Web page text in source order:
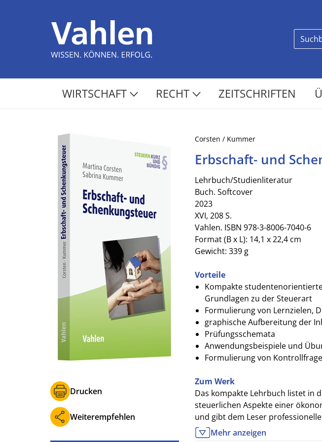
WIRTSCHAFT RECHT ZEITSCHRIFTEN
Drucken
Weiterempfehlen
Corsten / Kummer
Erbschaft- und
Lehrbuch/Studienliteratur
Buch. Softcover
2023
XVI, 208 S.
Vahlen. ISBN 978-3-8006-7040-6
Format (B x L): 14,1 x 22,4 cm
Gewicht: 339 g
Vorteile
Kompakte
Grundlagen zu der Steuerart
Formulierung von Lernzielen,
graphische Aufbereitung der
Prüfungsschemata
Anwendungsbeispiele und
Formulierung von
Zum Werk
Das kompakte Lehrbuch listet in
steuerlichen Aspekte einer
und gibt dem Leser
die Vermögensübertragung,
Mehr anzeigen